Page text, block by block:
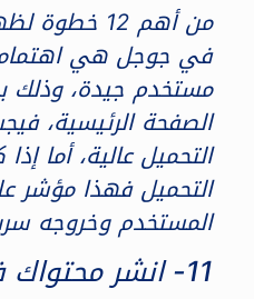
من أهم 12
في جوجل هي
مستخدم جيدة، وذلك
الصفحة الرئيسية،
التحميل عالية، أما
التحميل فهذا
المستخدم وخروجه
11- انشر محتواك في مواقع أخرى